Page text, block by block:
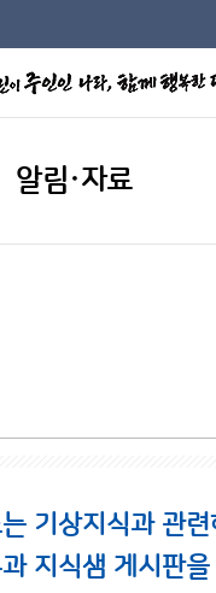
알림·자료
기상지식과 관
지식샘 게시판